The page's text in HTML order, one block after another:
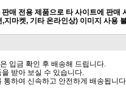
매 전용 제품으로 타 사이트에 판매
지마켓, 기타 온라인상) 이미지 사용
입금 확인 후 배송해 드립니다.
을 받아 보실 수 있습니다.
통하여 신속하고 안전하게 배송됩니